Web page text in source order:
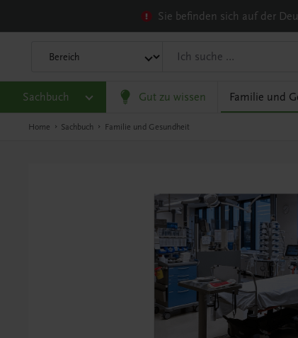
Sie befinden sich auf der
Sachbuch Gut zu wissen Familie und
Home Sachbuch Familie und Gesundheit